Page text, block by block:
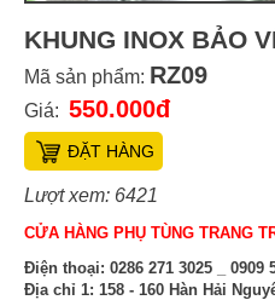
KHUNG INOX BẢO
Mã sản phẩm: RZ09
Giá: 550.000đ
ĐẶT HÀNG
Lượt xem: 6421
CỬA HÀNG PHỤ TÙNG TRANG
Điện thoại: 0286 271 3025 _ 0909
Địa chỉ 1: 158 - 160 Hàn Hải